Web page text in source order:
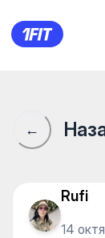
УТЦ
←
Rufi
14